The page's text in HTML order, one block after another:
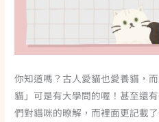
你知道嗎？古人愛貓也愛養貓，
貓」可是有大學問的喔！甚至還
們對貓咪的暸解，而裡面更記載